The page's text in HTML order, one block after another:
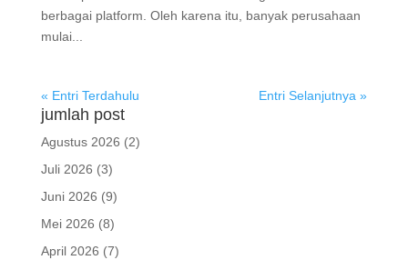
berbagai platform. Oleh karena itu, banyak perusahaan
mulai...
« Entri Terdahulu Entri Selanjutnya »
jumlah post
Agustus 2026 (2)
Juli 2026 (3)
Juni 2026 (9)
Mei 2026 (8)
April 2026 (7)